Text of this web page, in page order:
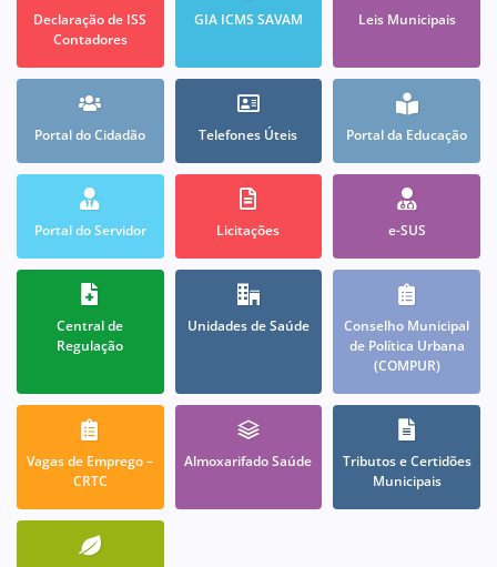
Declaração de ISS
Contadores
GIA ICMS SAVAM Leis Municipais
Portal do Cidadão Telefones Úteis Portal da Educação
Portal do Servidor Licitações e-SUS
Central de
Regulação
Unidades de Saúde
Conselho Municipal
de Política Urbana
(COMPUR)
Vagas de Emprego –
CRTC
Almoxarifado Saúde
Tributos e Certidões
Municipais